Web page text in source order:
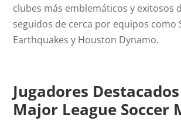
clubes más emblemáticos y exitosos
seguidos de cerca por equipos como
Earthquakes y Houston Dynamo.
Jugadores
Major League Soccer